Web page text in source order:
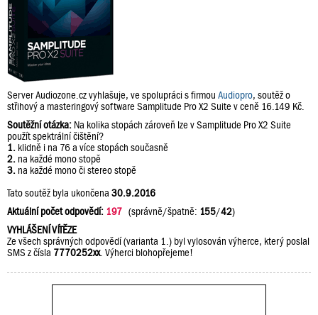
Server Audiozone.cz vyhlašuje, ve spolupráci s firmou Audiopro, soutěž o
střihový a masteringový software Samplitude Pro X2 Suite v ceně 16.149 Kč.
Soutěžní otázka: Na kolika stopách zároveň lze v Samplitude Pro X2 Suite
použít spektrální čištění?
1. klidně i na 76 a více stopách současně
2. na každé mono stopě
3. na každé mono či stereo stopě
Tato soutěž byla ukončena 30.9.2016
Aktuální počet odpovědí: 197 (správně/špatně: 155/42)
VYHLÁŠENÍ VÍTĚZE
Ze všech správných odpovědí (varianta 1.) byl vylosován výherce, který poslal
SMS z čísla 7770252xx. Výherci blohopřejeme!